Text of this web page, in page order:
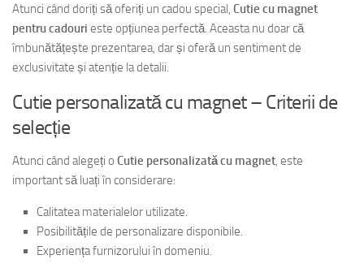
Atunci când doriți să oferiți un cadou special, Cutie cu magnet
pentru cadouri este opțiunea perfectă. Aceasta nu doar că
îmbunătățește prezentarea, dar și oferă un sentiment de
exclusivitate și atenție la detalii.
Cutie personalizată cu magnet – Criterii de
selecție
Atunci când alegeți o Cutie personalizată cu magnet, este
important să luați în considerare:
Calitatea materialelor utilizate.
Posibilitățile de personalizare disponibile.
Experiența furnizorului în domeniu.